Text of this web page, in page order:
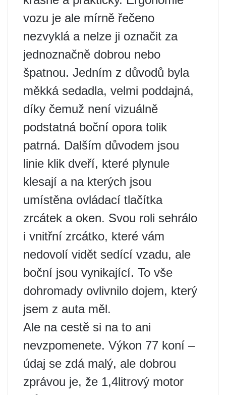
vozu je ale mírně řečeno
nezvyklá a nelze ji označit za
jednoznačně dobrou nebo
špatnou. Jedním z důvodů byla
měkká sedadla, velmi poddajná,
díky čemuž není vizuálně
podstatná boční opora tolik
patrná. Dalším důvodem jsou
linie klik dveří, které plynule
klesají a na kterých jsou
umístěna ovládací tlačítka
zrcátek a oken. Svou roli sehrálo
i vnitřní zrcátko, které vám
nedovolí vidět sedící vzadu, ale
boční jsou vynikající. To vše
dohromady ovlivnilo dojem, který
jsem z auta měl.
Ale na cestě si na to ani
nevzpomenete. Výkon 77 koní –
údaj se zdá malý, ale dobrou
zprávou je, že 1,4litrový motor